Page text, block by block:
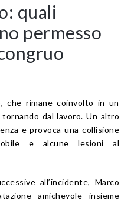
quali
permesso
che rimane coinvolto in un
dal lavoro. Un altro
e provoca una collisione
e alcune lesioni al
all’incidente, Marco
amichevole insieme